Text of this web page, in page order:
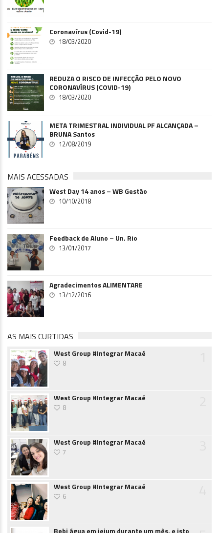
Coronavírus (Covid-19)
18/03/2020
REDUZA O RISCO DE INFECÇÃO PELO NOVO
CORONAVÍRUS (COVID-19)
18/03/2020
META TRIMESTRAL INDIVIDUAL PF ALCANÇADA –
BRUNA Santos
12/08/2019
MAIS ACESSADAS
West Day 14 anos – WB Gestão
10/10/2018
Feedback de Aluno – Un. Rio
13/01/2017
Agradecimentos ALIMENTARE
13/12/2016
AS MAIS CURTIDAS
West Group #Integrar Macaé
8
West Group #Integrar Macaé
8
West Group #Integrar Macaé
7
West Group #Integrar Macaé
6
Bebi água em jejum durante um mês, e isto